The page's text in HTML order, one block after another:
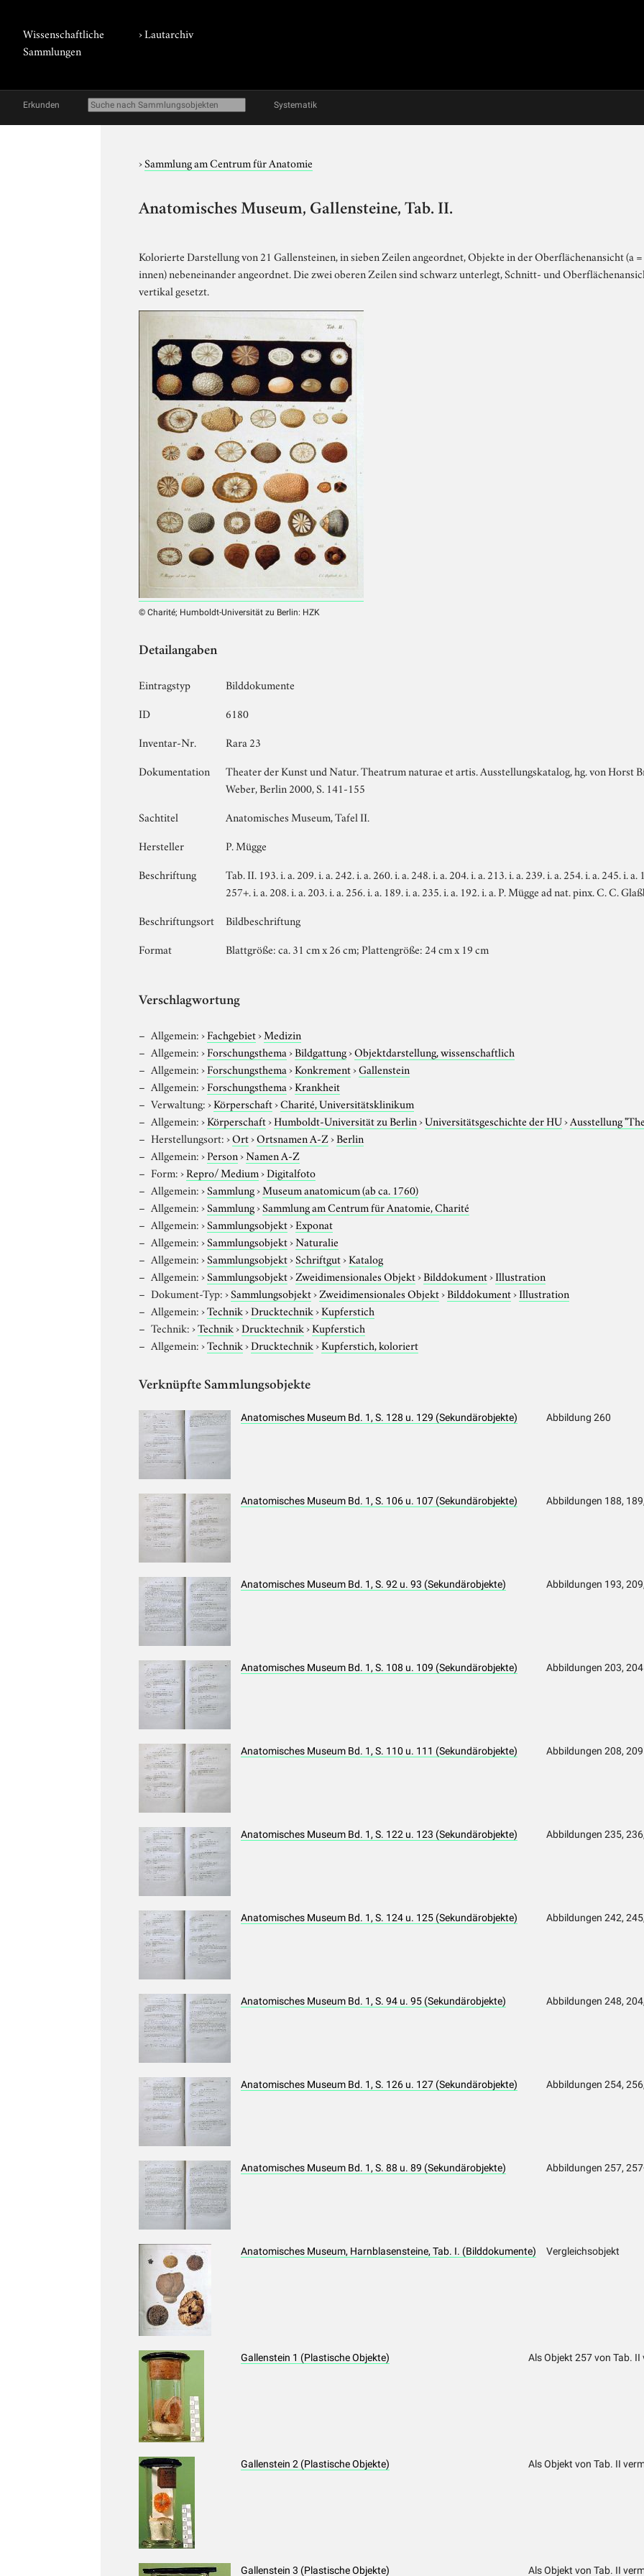
Wissenschaftliche
Sammlungen
›Lautarchiv
Erkunden Systematik
›Sammlung am Centrum für Anatomie
Anatomisches Museum, Gallensteine, Tab. II.
Kolorierte Darstellung von 21 Gallensteinen, in sieben Zeilen angeordnet, Objekte in der Oberflächenansicht (a
innen) nebeneinander angeordnet. Die zwei oberen Zeilen sind schwarz unterlegt, Schnitt- und
vertikal gesetzt.
© Charité; Humboldt-Universität zu Berlin: HZK
Detailangaben
Eintragstyp
Bilddokumente
ID
6180
Inventar-Nr.
Rara 23
Dokumentation
Theater der Kunst und Natur. Theatrum naturae et artis. Ausstellungskatalog, hg. von Horst
Weber, Berlin 2000, S. 141-155
Sachtitel
Anatomisches Museum, Tafel II.
Hersteller
P. Mügge
Beschriftung
Tab. II. 193. i. a. 209. i. a. 242. i. a. 260. i. a. 248. i. a. 204. i. a. 213. i. a. 239. i. a. 254. i. a. 245. i. a.
257+. i. a. 208. i. a. 203. i. a. 256. i. a. 189. i. a. 235. i. a. 192. i. a. P. Mügge ad nat. pinx. C. C.
Beschriftungsort
Bildbeschriftung
Format
Blattgröße: ca. 31 cm x 26 cm; Plattengröße: 24 cm x 19 cm
Verschlagwortung
Allgemein:›Fachgebiet›Medizin
Allgemein:›Forschungsthema›Bildgattung›Objektdarstellung, wissenschaftlich
Allgemein:›Forschungsthema›Konkrement›Gallenstein
Allgemein:›Forschungsthema›Krankheit
Verwaltung:›Körperschaft›Charité, Universitätsklinikum
Allgemein:›Körperschaft›Humboldt-Universität zu Berlin›Universitätsgeschichte der HU›Ausstellung
Herstellungsort:›Ort›Ortsnamen A-Z›Berlin
Allgemein:›Person›Namen A-Z
Form:›Repro/ Medium›Digitalfoto
Allgemein:›Sammlung›Museum anatomicum (ab ca. 1760)
Allgemein:›Sammlung›Sammlung am Centrum für Anatomie, Charité
Allgemein:›Sammlungsobjekt›Exponat
Allgemein:›Sammlungsobjekt›Naturalie
Allgemein:›Sammlungsobjekt›Schriftgut›Katalog
Allgemein:›Sammlungsobjekt›Zweidimensionales Objekt›Bilddokument›Illustration
Dokument-Typ:›Sammlungsobjekt›Zweidimensionales Objekt›Bilddokument›Illustration
Allgemein:›Technik›Drucktechnik›Kupferstich
Technik:›Technik›Drucktechnik›Kupferstich
Allgemein:›Technik›Drucktechnik›Kupferstich, koloriert
Verknüpfte Sammlungsobjekte
Anatomisches Museum Bd. 1, S. 128 u. 129 (Sekundärobjekte) Abbildung 260
Anatomisches Museum Bd. 1, S. 106 u. 107 (Sekundärobjekte) Abbildungen 188,
Anatomisches Museum Bd. 1, S. 92 u. 93 (Sekundärobjekte) Abbildungen 193,
Anatomisches Museum Bd. 1, S. 108 u. 109 (Sekundärobjekte) Abbildungen 203, 204
Anatomisches Museum Bd. 1, S. 110 u. 111 (Sekundärobjekte) Abbildungen 208, 209
Anatomisches Museum Bd. 1, S. 122 u. 123 (Sekundärobjekte) Abbildungen 235,
Anatomisches Museum Bd. 1, S. 124 u. 125 (Sekundärobjekte) Abbildungen 242,
Anatomisches Museum Bd. 1, S. 94 u. 95 (Sekundärobjekte) Abbildungen 248,
Anatomisches Museum Bd. 1, S. 126 u. 127 (Sekundärobjekte) Abbildungen 254,
Anatomisches Museum Bd. 1, S. 88 u. 89 (Sekundärobjekte) Abbildungen 257,
Anatomisches Museum, Harnblasensteine, Tab. I. (Bilddokumente) Vergleichsobjekt
Gallenstein 1 (Plastische Objekte) Als Objekt 257 von Tab. II
Gallenstein 2 (Plastische Objekte) Als Objekt von Tab. II
Gallenstein 3 (Plastische Objekte) Als Objekt von Tab. II